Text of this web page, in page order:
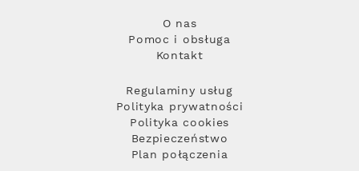
O nas
Pomoc i obsługa
Kontakt
Regulaminy usług
Polityka prywatności
Polityka cookies
Bezpieczeństwo
Plan połączenia